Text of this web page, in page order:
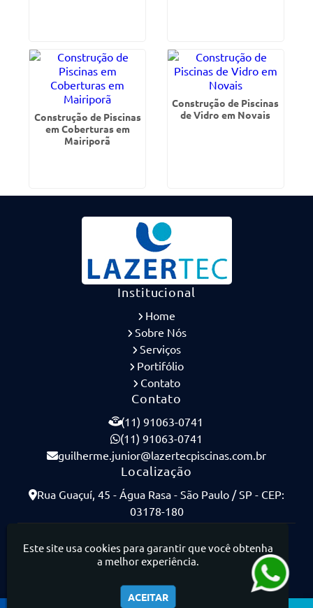
Construção de Piscinas
em Coberturas em
Mairiporã
Construção de Piscinas
de Vidro em Novais
Institucional
Home
Sobre Nós
Serviços
Portifólio
Contato
Contato
(11) 91063-0741
(11) 91063-0741
guilherme.junior@lazertecpiscinas.com.br
Localização
Rua Guaçuí, 45 - Água Rasa - São Paulo / SP - CEP:
03178-180
Este site usa cookies para garantir que você obtenha
a melhor experiência.
ACEITAR